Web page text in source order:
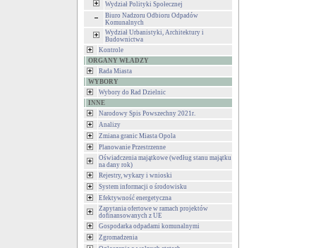
Wydział Polityki Społecznej
Biuro Nadzoru Odbioru Odpadów
Komunalnych
Wydział Urbanistyki, Architektury i
Budownictwa
Kontrole
ORGANY WŁADZY
Rada Miasta
WYBORY
Wybory do Rad Dzielnic
INNE
Narodowy Spis Powszechny 2021r.
Analizy
Zmiana granic Miasta Opola
Planowanie Przestrzenne
Oświadczenia majątkowe (według stanu majątku
na dany rok)
Rejestry, wykazy i wnioski
System informacji o środowisku
Efektywność energetyczna
Zapytania ofertowe w ramach projektów
dofinansowanych z UE
Gospodarka odpadami komunalnymi
Zgromadzenia